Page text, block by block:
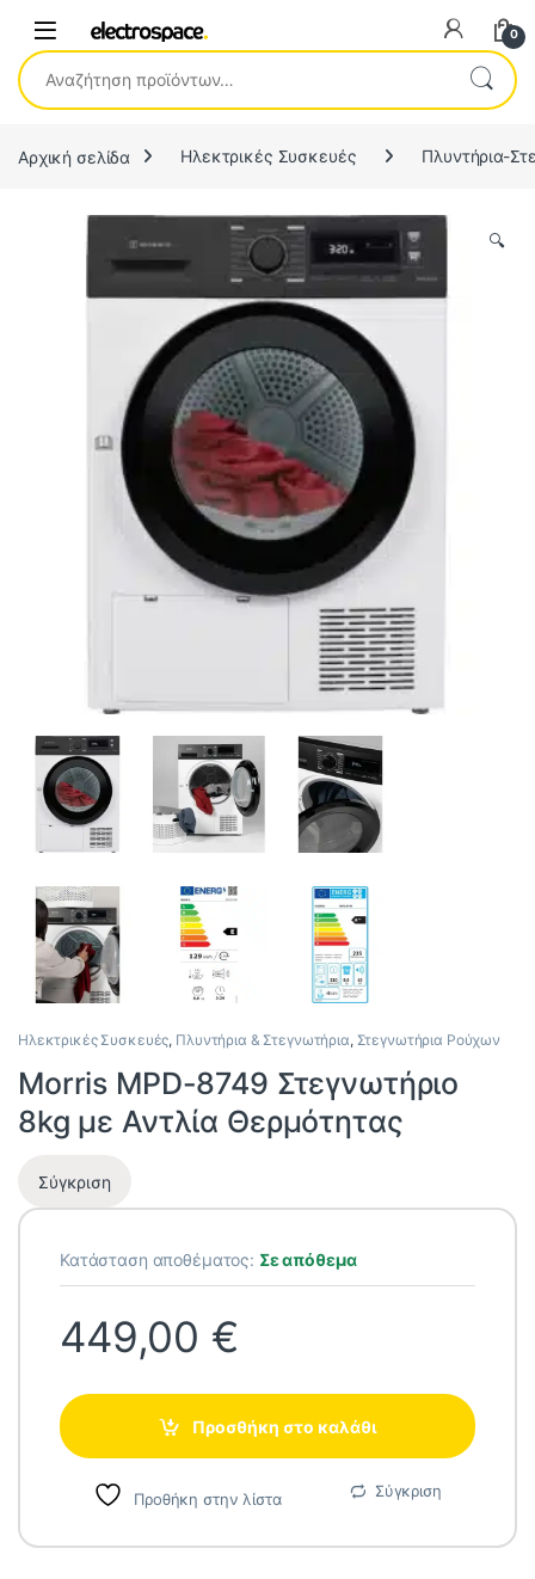
0
Αναζήτηση για:
Αρχική σελίδα Ηλεκτρικές Συσκευές Πλυντήρια-
🔍
Ηλεκτρικές Συσκευές, Πλυντήρια & Στεγνωτήρια, Στεγνωτήρια Ρούχων
Morris MPD-8749 Στεγνωτήριο
8kg με Αντλία Θερμότητας
Σύγκριση
Κατάσταση αποθέματος: Σε απόθεμα
449,00 €
Προσθήκη στο καλάθι
Προθήκη στην λίστα Σύγκριση